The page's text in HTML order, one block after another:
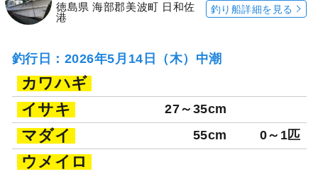
徳島県 海部郡美波町 日和佐
港
釣り船詳細を見る
釣行日：2026年5月14日（木）中潮
カワハギ
イサキ
27～35cm
マダイ 55cm 0～1匹
ウメイロ